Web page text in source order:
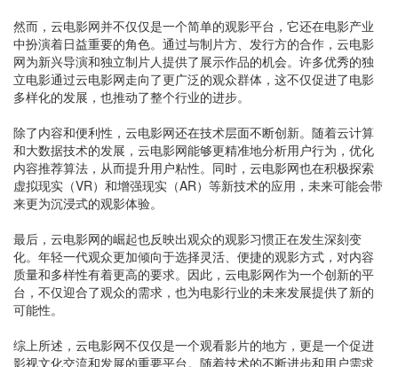
然而，云电影网并不仅仅是一个简单的观影平台，它还在电影产业
中扮演着日益重要的角色。通过与制片方、发行方的合作，云电影
网为新兴导演和独立制片人提供了展示作品的机会。许多优秀的独
立电影通过云电影网走向了更广泛的观众群体，这不仅促进了电影
多样化的发展，也推动了整个行业的进步。
除了内容和便利性，云电影网还在技术层面不断创新。随着云计算
和大数据技术的发展，云电影网能够更精准地分析用户行为，优化
内容推荐算法，从而提升用户粘性。同时，云电影网也在积极探索
虚拟现实（VR）和增强现实（AR）等新技术的应用，未来可能会带
来更为沉浸式的观影体验。
最后，云电影网的崛起也反映出观众的观影习惯正在发生深刻变
化。年轻一代观众更加倾向于选择灵活、便捷的观影方式，对内容
质量和多样性有着更高的要求。因此，云电影网作为一个创新的平
台，不仅迎合了观众的需求，也为电影行业的未来发展提供了新的
可能性。
综上所述，云电影网不仅仅是一个观看影片的地方，更是一个促进
影视文化交流和发展的重要平台。随着技术的不断进步和用户需求